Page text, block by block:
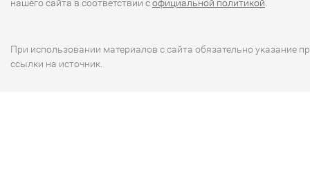
нашего сайта в соответствии софициальной политикой.
При использовании материалов с сайта обязательно указание
ссылки на источник.